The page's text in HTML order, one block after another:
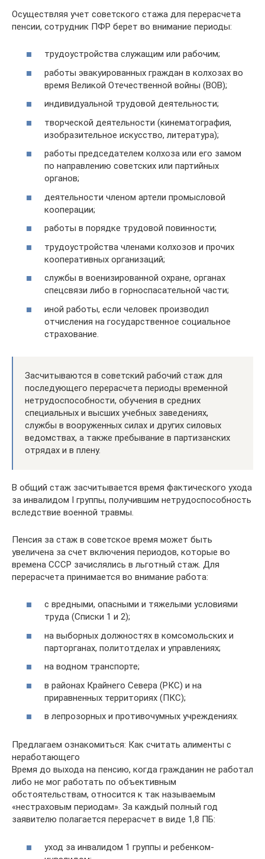
Осуществляя учет советского стажа для перерасчета
пенсии, сотрудник ПФР берет во внимание периоды:
трудоустройства служащим или рабочим;
работы эвакуированных граждан в колхозах во
время Великой Отечественной войны (ВОВ);
индивидуальной трудовой деятельности;
творческой деятельности (кинематография,
изобразительное искусство, литература);
работы председателем колхоза или его замом
по направлению советских или партийных
органов;
деятельности членом артели промысловой
кооперации;
работы в порядке трудовой повинности;
трудоустройства членами колхозов и прочих
кооперативных организаций;
службы в военизированной охране, органах
спецсвязи либо в горноспасательной части;
иной работы, если человек производил
отчисления на государственное социальное
страхование.
Засчитываются в советский рабочий стаж для
последующего перерасчета периоды временной
нетрудоспособности, обучения в средних
специальных и высших учебных заведениях,
службы в вооруженных силах и других силовых
ведомствах, а также пребывание в партизанских
отрядах и в плену.
В общий стаж засчитывается время фактического ухода
за инвалидом I группы, получившим нетрудоспособность
вследствие военной травмы.
Пенсия за стаж в советское время может быть
увеличена за счет включения периодов, которые во
времена СССР зачислялись в льготный стаж. Для
перерасчета принимается во внимание работа:
с вредными, опасными и тяжелыми условиями
труда (Списки 1 и 2);
на выборных должностях в комсомольских и
парторганах, политотделах и управлениях;
на водном транспорте;
в районах Крайнего Севера (РКС) и на
приравненных территориях (ПКС);
в лепрозорных и противочумных учреждениях.
Предлагаем ознакомиться: Как считать алименты с
неработающего
Время до выхода на пенсию, когда гражданин не работал
либо не мог работать по объективным
обстоятельствам, относится к так называемым
«нестраховым периодам». За каждый полный год
заявителю полагается перерасчет в виде 1,8 ПБ:
уход за инвалидом 1 группы и ребенком-